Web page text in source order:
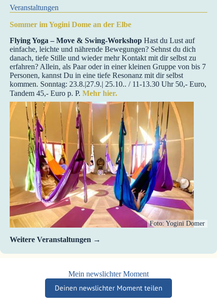
Veranstaltungen
Sommer im Yogini Dome an der Elbe
Flying Yoga – Move & Swing-Workshop Hast du Lust auf
einfache, leichte und nährende Bewegungen? Sehnst du dich
danach, tiefe Stille und wieder mehr Kontakt mit dir selbst zu
erfahren? Allein, als Paar oder in einer kleinen Gruppe von bis 7
Personen, kannst Du in eine tiefe Resonanz mit dir selbst
kommen. Sonntag: 23.8.|27.9.| 25.10.. / 11-13.30 Uhr 50,- Euro,
Tandem 45,- Euro p. P. Mehr hier.
Foto: Yogini Domer
Weitere Veranstaltungen
Mein newslichter Moment
Deinen newslichter Moment teilen